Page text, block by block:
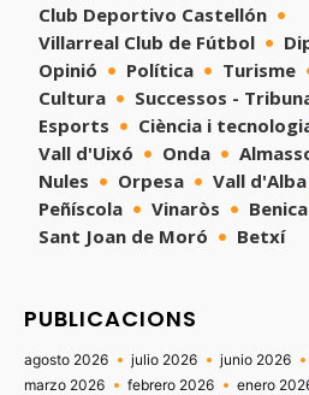
Club Deportivo Castellón
Villarreal Club de Fútbol
Opinió
Política Turisme
Cultura
Successos -
Esports
Ciència i
Vall d'Uixó
Onda
Nules
Orpesa Vall d'Alba
Peñíscola
Vinaròs
Sant Joan de Moró
Betxí
PUBLICACIONS
agosto 2026 julio 2026 junio 2026
marzo 2026
febrero 2026 enero